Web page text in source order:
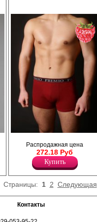
резинка с надписью " Premio"
−25%
Распродажная цена
272.18 Руб
Купить
Страницы: 1 2 Следующая
Контакты